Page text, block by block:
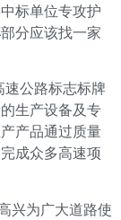
标单位专攻护
部分应该找一家
公路标志标牌
生产设备及专
产品通过质量
成众多高速项
兴为广大道路使